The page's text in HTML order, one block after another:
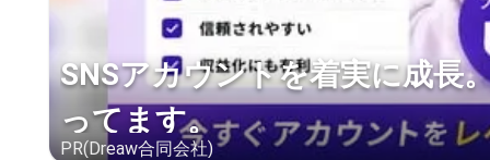
SNSアカウントを着実に成長
ってます。
PR(Dreaw合同会社)